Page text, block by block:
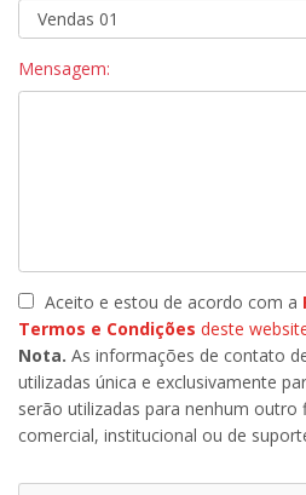
Mensagem:
Aceito e estou de acordo com a
Termos e Condições deste
Nota. As informações de contato
utilizadas única e exclusivamente
serão utilizadas para nenhum
comercial, institucional ou de